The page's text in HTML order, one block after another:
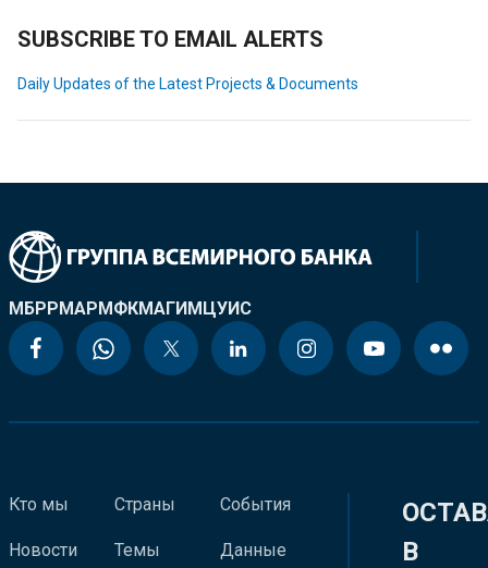
SUBSCRIBE TO EMAIL ALERTS
Daily Updates of the Latest Projects & Documents
МБРРМАРМФКМАГИМЦУИС
Кто мы
Новости
Страны
Темы
События
Данные
В